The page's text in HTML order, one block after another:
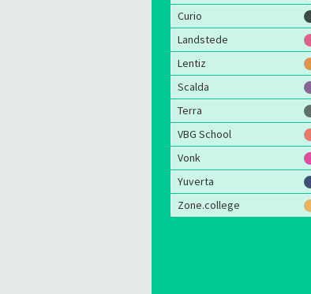
Curio
Landstede
Lentiz
Scalda
Terra
VBG School
Vonk
Yuverta
Zone.college